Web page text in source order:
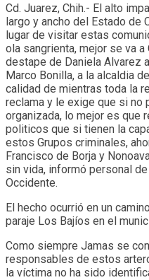
Cd. Juarez, Chih.- El alto
largo y ancho del Estado de
lugar de visitar estas
ola sangrienta, mejor se va
destape de Daniela Alvarez
Marco Bonilla, a la alcaldia
calidad de mientras toda la
reclama y le exige que si no
organizada, lo mejor es que
politicos que si tienen la
estos Grupos criminales,
Francisco de Borja y
sin vida, informó personal
Occidente.
El hecho ocurrió en un
paraje Los Bajíos en el
Como siempre Jamas se
responsables de estos
la víctima no ha sido